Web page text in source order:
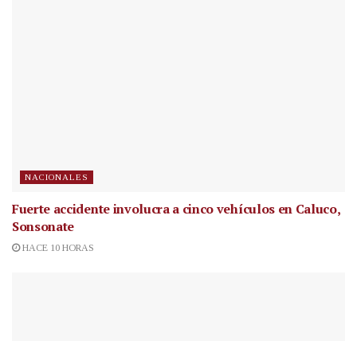
NACIONALES
Fuerte accidente involucra a cinco vehículos en Caluco,
Sonsonate
HACE 10 HORAS